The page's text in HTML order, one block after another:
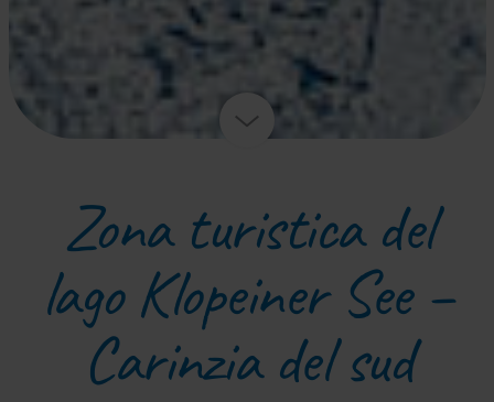
Zona turistica del
lago Klopeiner See –
Carinzia del sud